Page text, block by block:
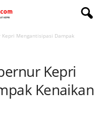
Kepri Mengantisipasi Dampak
Kepri
Kenaikan